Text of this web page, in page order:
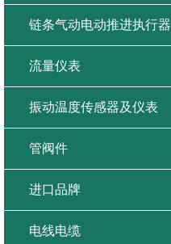
链条气动电动推进执行器
流量仪表
振动温度传感器及仪表
管阀件
进口品牌
电线电缆